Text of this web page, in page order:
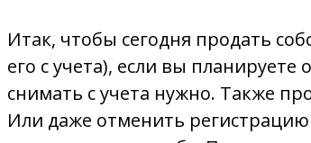
Итак, чтобы сегодня продать
его с учета), если вы
снимать с учета нужно. Также
Или даже отменить